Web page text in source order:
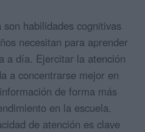
habilidades cognitivas
necesitan para aprender
a día. Ejercitar la atención
a concentrarse mejor en
de forma más
en la escuela.
de atención es clave